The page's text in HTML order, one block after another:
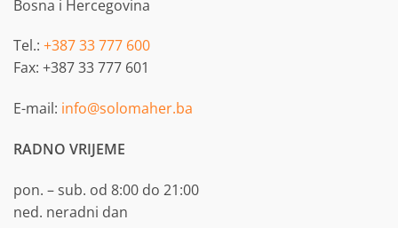
Bosna i Hercegovina
Tel.: +387 33 777 600
Fax: +387 33 777 601
E-mail: info@solomaher.ba
RADNO VRIJEME
pon. – sub. od 8:00 do 21:00
ned. neradni dan